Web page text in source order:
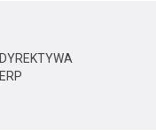
DYREKTYWA
ERP